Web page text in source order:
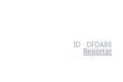
ID · DFDA86
Reportar